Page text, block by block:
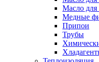
Масло для
Медные
Припои
Трубы